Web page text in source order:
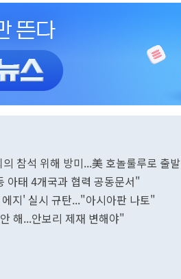
참석 위해 방미...美 호놀룰루로 출발
아태 4개국과 협력 공동문서"
지' 실시 규탄..."아시아판 나토"
해...안보리 제재 변해야"